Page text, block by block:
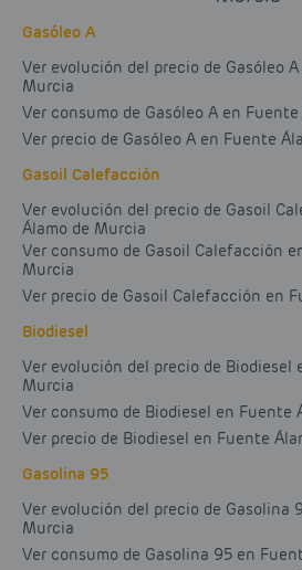
Gasóleo A
Ver evolución del precio de Gasóleo
Murcia
Ver consumo de Gasóleo A en
Ver precio de Gasóleo A en Fuente
Gasoil Calefacción
Ver evolución del precio de Gasoil
Álamo de Murcia
Ver consumo de Gasoil Calefacción
Murcia
Ver precio de Gasoil Calefacción en
Biodiesel
Ver evolución del precio de Biodiesel
Murcia
Ver consumo de Biodiesel en Fuente
Ver precio de Biodiesel en Fuente
Gasolina 95
Ver evolución del precio de Gasolina
Murcia
Ver consumo de Gasolina 95 en